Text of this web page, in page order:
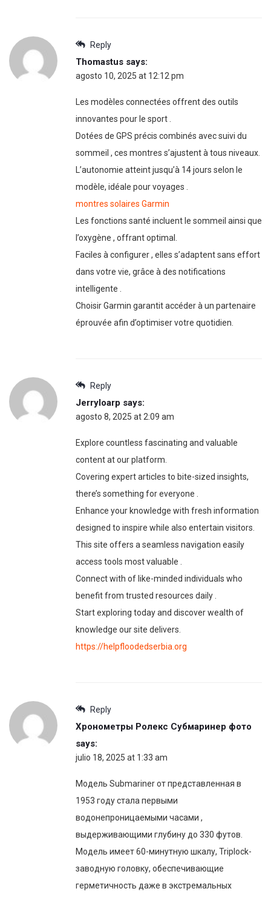
Reply
Thomastus says:
agosto 10, 2025 at 12:12 pm
Les modèles connectées offrent des outils
innovantes pour le sport .
Dotées de GPS précis combinés avec suivi du
sommeil , ces montres s’ajustent à tous niveaux.
L’autonomie atteint jusqu’à 14 jours selon le
modèle, idéale pour voyages .
montres solaires Garmin
Les fonctions santé incluent le sommeil ainsi que
l’oxygène , offrant optimal.
Faciles à configurer , elles s’adaptent sans effort
dans votre vie, grâce à des notifications
intelligente .
Choisir Garmin garantit accéder à un partenaire
éprouvée afin d’optimiser votre quotidien.
Reply
Jerryloarp says:
agosto 8, 2025 at 2:09 am
Explore countless fascinating and valuable
content at our platform.
Covering expert articles to bite-sized insights,
there’s something for everyone .
Enhance your knowledge with fresh information
designed to inspire while also entertain visitors.
This site offers a seamless navigation easily
access tools most valuable .
Connect with of like-minded individuals who
benefit from trusted resources daily .
Start exploring today and discover wealth of
knowledge our site delivers.
https://helpfloodedserbia.org
Reply
Хронометры Ролекс Субмаринер фото
says:
julio 18, 2025 at 1:33 am
Модель Submariner от представленная в
1953 году стала первыми
водонепроницаемыми часами ,
выдерживающими глубину до 330 футов.
Модель имеет 60-минутную шкалу, Triplock-
заводную головку, обеспечивающие
герметичность даже в экстремальных